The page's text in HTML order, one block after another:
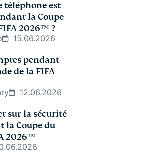
téléphone est
la Coupe
2026™️ ?
15.06.2026
pendant
de la FIFA
12.06.2026
sur la sécurité
la Coupe du
2026™